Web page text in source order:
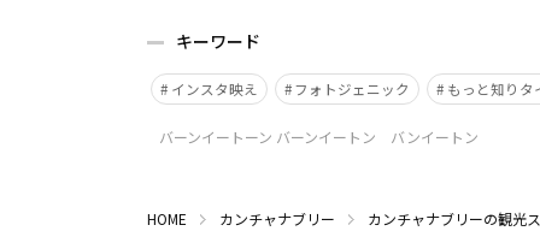
キーワード
インスタ映え フォトジェニック もっと知りタ
バーンイートーン バーンイートン バンイートン
HOME カンチャナブリー カンチャナブリーの観光